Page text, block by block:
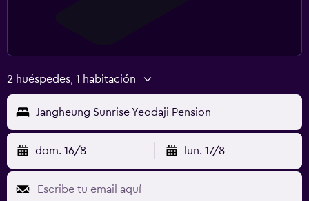
2 huéspedes, 1 habitación
Jangheung Sunrise Yeodaji Pension
dom. 16/8 lun. 17/8